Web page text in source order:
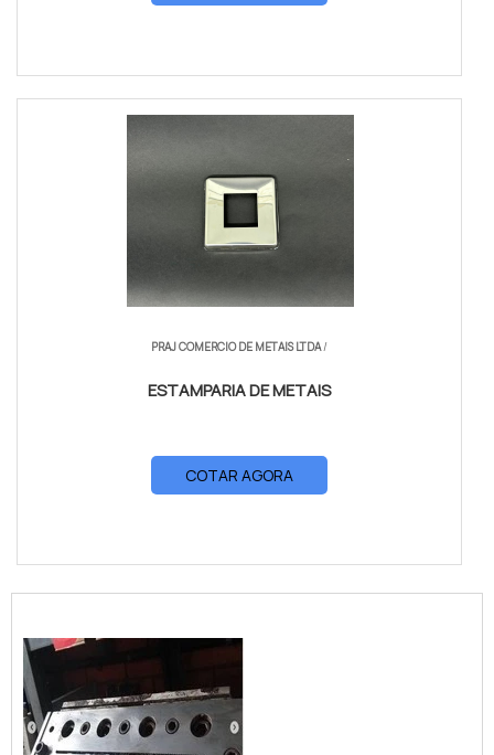
PRAJ COMERCIO DE METAIS LTDA/
ESTAMPARIA DE METAIS
COTAR AGORA